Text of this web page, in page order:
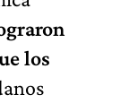
los